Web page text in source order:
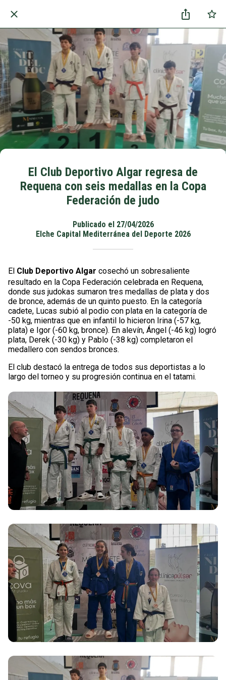
El Club Deportivo Algar regresa de
Requena con seis medallas en la Copa
Federación de judo
Publicado el 27/04/2026
Elche Capital Mediterránea del Deporte 2026
El Club Deportivo Algar cosechó un sobresaliente
resultado en la Copa Federación celebrada en Requena,
donde sus judokas sumaron tres medallas de plata y dos
de bronce, además de un quinto puesto. En la categoría
cadete, Lucas subió al podio con plata en la categoría de
-50 kg, mientras que en infantil lo hicieron Irina (-57 kg,
plata) e Igor (-60 kg, bronce). En alevín, Ángel (-46 kg) logró
plata, Derek (-30 kg) y Pablo (-38 kg) completaron el
medallero con sendos bronces.
El club destacó la entrega de todos sus deportistas a lo
largo del torneo y su progresión continua en el tatami.